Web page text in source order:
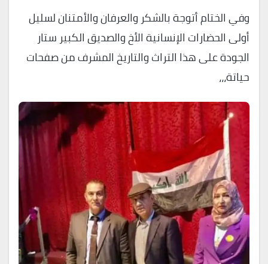
وفي الختام أتوجة بالشكر والعرفان والأمتنان لسليل
أولى الحضارات الإنسانية الأخ والصديق الكبير ستار
الجودة على هذا التراث والتاريخ المشرف من صفحات
حياتة،،،